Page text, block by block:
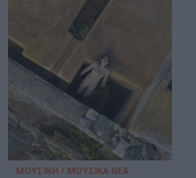
ΜΟΥΣΙΚΗ / ΜΟΥΣΙΚΑ ΝΕΑ